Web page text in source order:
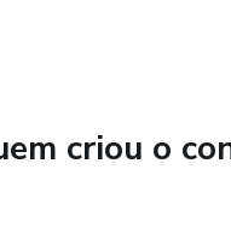
pode buscar
criou o